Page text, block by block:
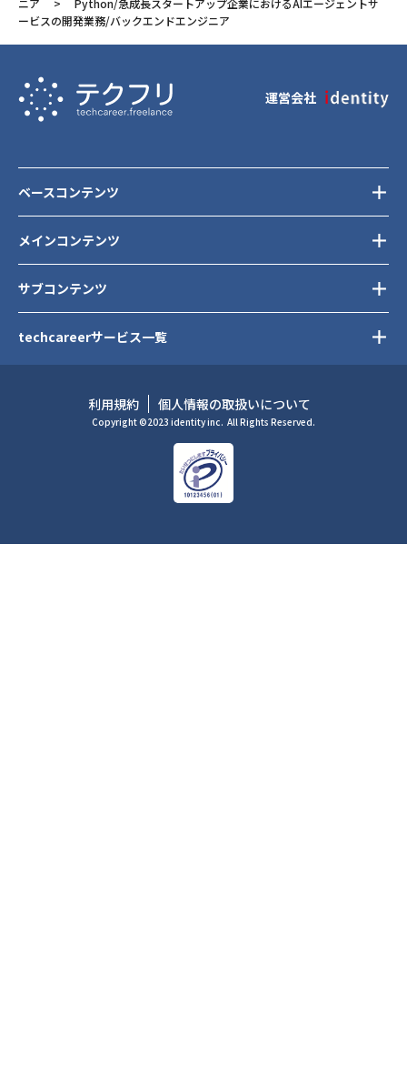
ニア
Python/急成長スタートアップ企業におけるAIエージェントサ
ービスの開発業務/バックエンドエンジニア
運営会社
メインコンテンツ
サブコンテンツ
ベースコンテンツ
techcareerサービス一覧
利用規約 個人情報の取扱いについて
Copyright ©2023 identity inc. All Rights Reserved.